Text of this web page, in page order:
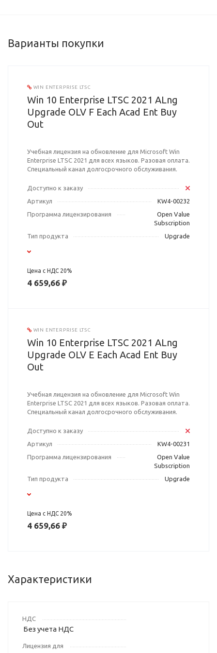
Варианты покупки
WIN ENTERPRISE LTSC
Win 10 Enterprise LTSC 2021 ALng
Upgrade OLV F Each Acad Ent Buy
Out
Учебная лицензия на обновление для Microsoft Win
Enterprise LTSC 2021 для всех языков. Разовая оплата.
Специальный канал долгосрочного обслуживания.
Доступно к заказу
Артикул
KW4-00232
Программа лицензирования
Open Value
Subscription
Тип продукта
Upgrade
Цена с НДС 20%
4 659,66 ₽
WIN ENTERPRISE LTSC
Win 10 Enterprise LTSC 2021 ALng
Upgrade OLV E Each Acad Ent Buy
Out
Учебная лицензия на обновление для Microsoft Win
Enterprise LTSC 2021 для всех языков. Разовая оплата.
Специальный канал долгосрочного обслуживания.
Доступно к заказу
Артикул
KW4-00231
Программа лицензирования
Open Value
Subscription
Тип продукта
Upgrade
Цена с НДС 20%
4 659,66 ₽
Характеристики
НДС
Без учета НДС
Лицензия для